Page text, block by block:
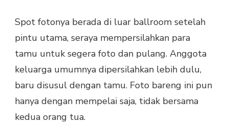
Spot fotonya berada di luar ballroom setelah
pintu utama, seraya mempersilahkan para
tamu untuk segera foto dan pulang. Anggota
keluarga umumnya dipersilahkan lebih dulu,
baru disusul dengan tamu. Foto bareng ini pun
hanya dengan mempelai saja, tidak bersama
kedua orang tua.